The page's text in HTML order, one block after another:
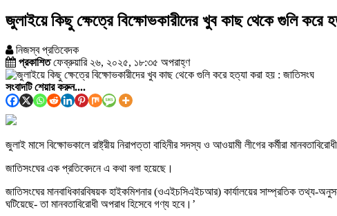
জুলাইয়ে কিছু ক্ষেত্রে বিক্ষোভকারীদের খুব কাছ থেকে গুলি করে
নিজস্ব প্রতিবেদক
প্রকাশিতফেব্রুয়ারি ২৬, ২০২৫, ১৮:৩৫ অপরাহ্ণ
সংবাদটি শেয়ার করুন....
জুলাই মাসে বিক্ষোভকালে রাষ্ট্রীয় নিরাপত্তা বাহিনীর সদস্য ও আওয়ামী লীগের কর্মীরা
জাতিসংঘের এক প্রতিবেদনে এ কথা বলা হয়েছে।
জাতিসংঘের মানবাধিকারবিষয়ক হাইকমিশনার (ওএইচসিএইচআর) কার্যালয়ের সাম্প্রতিক তথ্য-
ঘটিয়েছে- তা মানবতাবিরোধী অপরাধ হিসেবে গণ্য হবে।’